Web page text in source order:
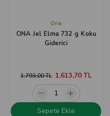
Ona
ONA Jel Elma 732 g Koku
Giderici
1.613,70 TL
1.793,00 TL
Sepete Ekle